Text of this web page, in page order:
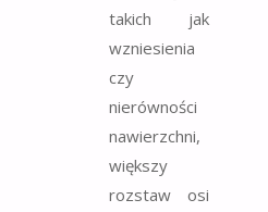
takich jak
wzniesienia
czy
nierówności
nawierzchni,
większy
rozstaw osi